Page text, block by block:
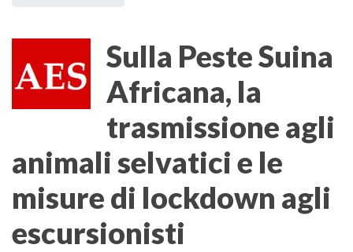
Sulla Peste Suina
Africana, la
trasmissione agli
animali selvatici e le
misure di lockdown agli
escursionisti